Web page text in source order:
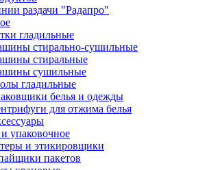
раздачи "Радапро"
гладильные
стирально-сушильные
стиральные
сушильные
гладильные
белья и одежды
для отжима белья
упаковочное
и этикировщики
пакетов